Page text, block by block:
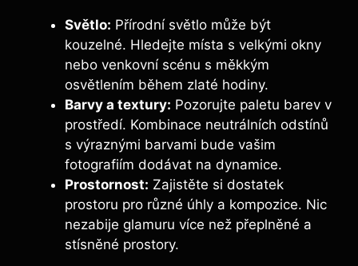
Světlo: Přírodní světlo může být
kouzelné. Hledejte místa s velkými okny
nebo venkovní scénu s měkkým
osvětlením během zlaté hodiny.
Barvy a textury: Pozorujte paletu barev v
prostředí. Kombinace neutrálních odstínů
s výraznými barvami bude vašim
fotografiím dodávat na dynamice.
Prostornost: Zajistěte si dostatek
prostoru pro různé úhly a kompozice. Nic
nezabije glamuru více než přeplněné a
stísněné prostory.